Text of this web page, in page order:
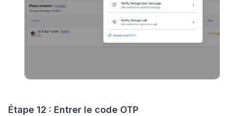
Étape 12 : Entrer le code OTP